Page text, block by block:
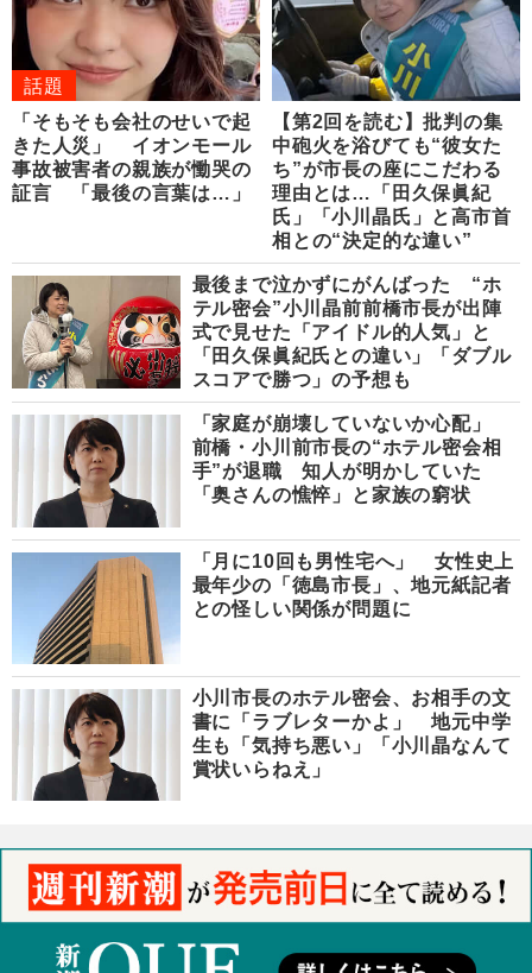
話題
「そもそも会社のせいで起
きた人災」 イオンモール
事故被害者の親族が慟哭の
証言 「最後の言葉は…」
【第2回を読む】批判の集
中砲火を浴びても“彼女た
ち”が市長の座にこだわる
理由とは…「田久保眞紀
氏」「小川晶氏」と高市首
相との“決定的な違い”
最後まで泣かずにがんばった “ホ
テル密会”小川晶前前橋市長が出陣
式で見せた「アイドル的人気」と
「田久保眞紀氏との違い」「ダブル
スコアで勝つ」の予想も
「家庭が崩壊していないか心配」
前橋・小川前市長の“ホテル密会相
手”が退職 知人が明かしていた
「奥さんの憔悴」と家族の窮状
「月に10回も男性宅へ」 女性史上
最年少の「徳島市長」、地元紙記者
との怪しい関係が問題に
小川市長のホテル密会、お相手の文
書に「ラブレターかよ」 地元中学
生も「気持ち悪い」「小川晶なんて
賞状いらねえ」